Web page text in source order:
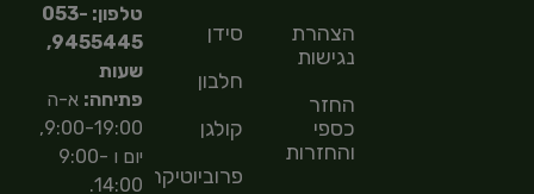
הצהרת
נגישות
החזר
כספי
והחזרות
סידן
חלבון
קולגן
פרוביוטיקה
טלפון: 053-
9455445,
שעות
פתיחה: א-ה
9:00-19:00,
יום ו 9:00-
14:00.